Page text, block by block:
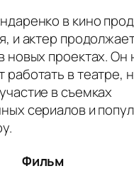
в кино
и актер
новых проектах. Он
работать в театре,
в съемках
сериалов и
Фильм